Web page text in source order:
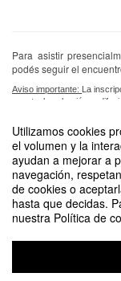
Utilizamos cookies
el volumen y la
ayudan a mejorar a
navegación,
de cookies o
hasta que decidas.
nuestra Política de
Para asistir
podés seguir el
Aviso importante: La
eventual grabación y
DIFUNDE TU
EN TU SITIO